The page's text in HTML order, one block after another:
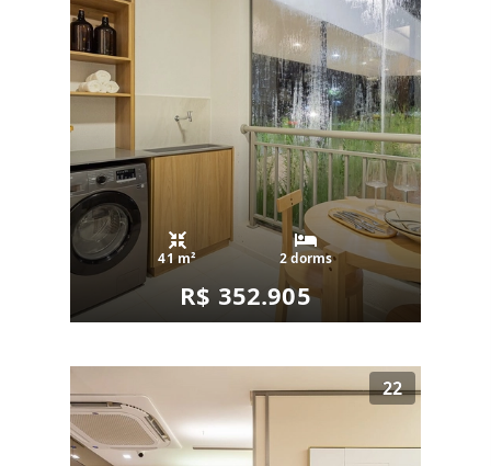
41 m² 2 dorms
R$ 352.905
22